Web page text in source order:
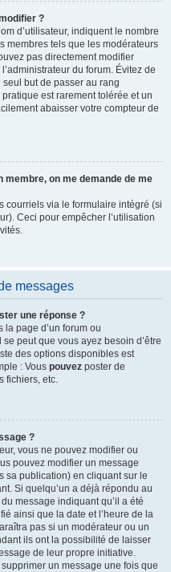
?
d’utilisateur, indiquent le nombre
membres tels que les modérateurs
pas directement modifier
du forum. Évitez de
but de passer au rang
est rarement tolérée et un
abaisser votre compteur de
membre, on me demande de me
courriels via le formulaire intégré (si
Ceci pour empêcher l’utilisation
messages
une réponse ?
page d’un forum ou
peut que vous ayez besoin d’être
des options disponibles est
: Vous pouvez poster de
fichiers, etc.
?
vous ne pouvez modifier ou
pouvez modifier un message
sa publication) en cliquant sur le
Si quelqu’un a déjà répondu au
message indiquant qu’il a été
ainsi que la date et l’heure de la
pas si un modérateur ou un
ils ont la possibilité de laisser
de leur propre initiative.
un message une fois que